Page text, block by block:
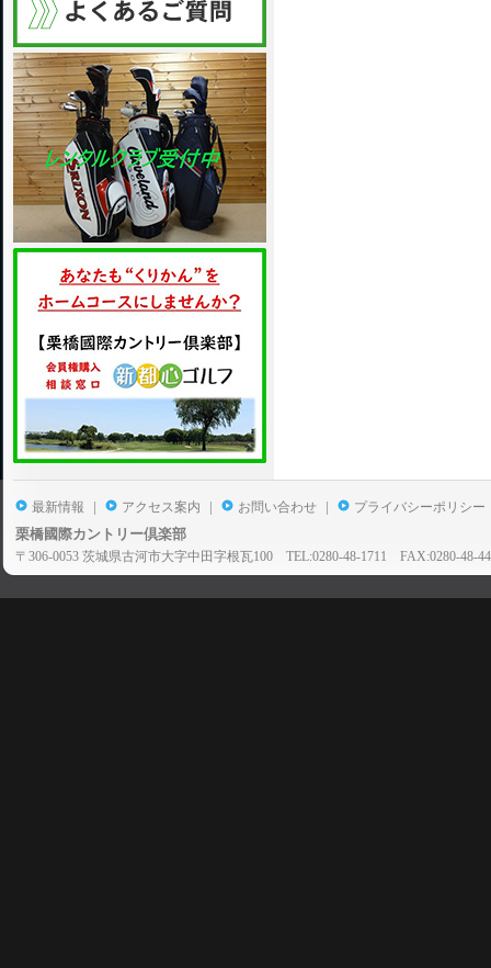
最新情報 | アクセス案内 | お問い合わせ | プライバシーポリシー
栗橋國際カントリー倶楽部
〒306-0053 茨城県古河市大字中田字根瓦100 TEL:0280-48-1711 FAX:0280-48-